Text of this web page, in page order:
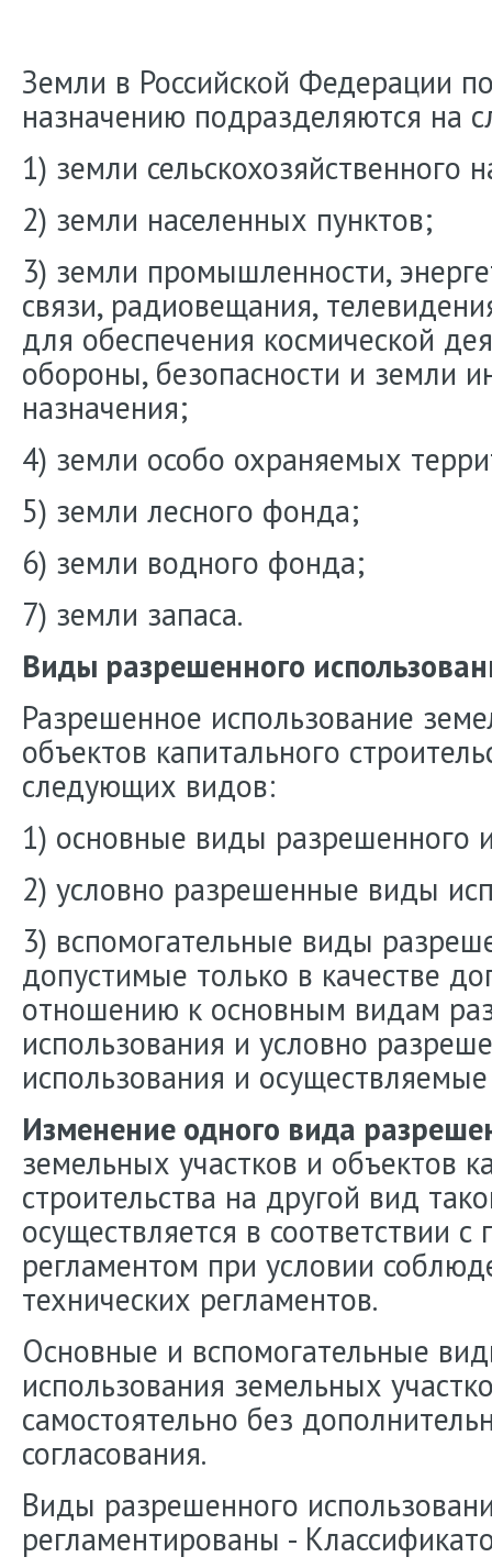
Земли в Российской Федерации
назначению подразделяются на
1) земли сельскохозяйственного
2) земли населенных пунктов;
3) земли промышленности,
связи, радиовещания,
для обеспечения космической
обороны, безопасности и земли
назначения;
4) земли особо охраняемых
5) земли лесного фонда;
6) земли водного фонда;
7) земли запаса.
Виды разрешенного
Разрешенное использование
объектов капитального
следующих видов:
1) основные виды разрешенного
2) условно разрешенные виды
3) вспомогательные виды
допустимые только в качестве
отношению к основным видам
использования и условно
использования и
Изменение одного вида
земельных участков и объектов
строительства на другой вид
осуществляется в соответствии
регламентом при условии
технических регламентов.
Основные и вспомогательные
использования земельных
самостоятельно без
согласования.
Виды разрешенного
регламентированы -